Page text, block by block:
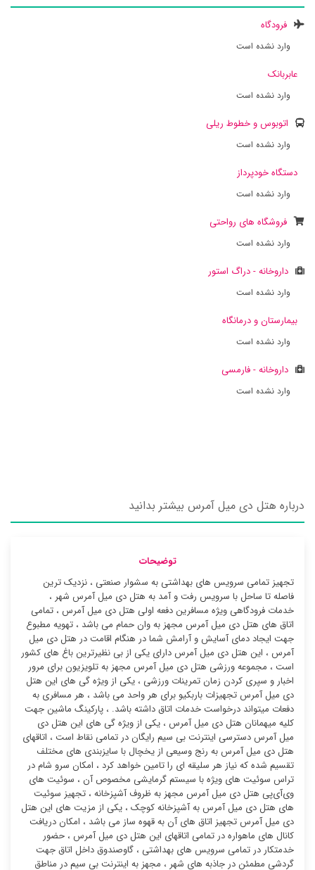
فرودگاه
وارد نشده است
عابربانک
وارد نشده است
اتوبوس و خطوط ریلی
وارد نشده است
دستگاه خودپرداز
وارد نشده است
فروشگاه های رواحتی
وارد نشده است
داروخانه - دراگ استور
وارد نشده است
بیمارستان و درمانگاه
وارد نشده است
داروخانه - فارمسی
وارد نشده است
درباره هتل دی میل آمرس بیشتر بدانید
توضیحات
تجهیز تمامی سرویس های بهداشتی به سشوار صنعتی ، نزدیک ترین
فاصله تا ساحل با سرویس رفت و آمد به هتل دی میل آمرس شهر ،
خدمات فرودگاهی ویژه مسافرین دفعه اولی هتل دی میل آمرس ، تمامی
اتاق های هتل دی میل آمرس مجهز به وان حمام می باشد ، تهویه مطبوع
جهت ایجاد دمای آسایش و آرامش شما در هنگام اقامت در هتل دی میل
آمرس ، این هتل دی میل آمرس دارای یکی از بی نظیرترین باغ های کشور
است ، مجموعه ورزشی هتل دی میل آمرس مجهز به تلویزیون برای مرور
اخبار و سپری کردن زمان تمرینات ورزشی ، یکی از ویژه گی های این هتل
دی میل آمرس تجهیزات باربکیو برای هر واحد می باشد ، هر مسافری به
دفعات میتواند درخواست خدمات اتاق داشته باشد. ، پارکینگ ماشین جهت
کلیه میهمانان هتل دی میل آمرس ، یکی از ویژه گی های این هتل دی
میل آمرس دسترسی اینترنت بی سیم رایگان در تمامی نقاط است ، اتاقهای
هتل دی میل آمرس به رنج وسیعی از یخچال با سایزبندی های مختلف
تقسیم شده که نیاز هر سلیقه ای را تامین خواهد کرد ، امکان سرو شام در
تراس سوئیت ‌های ویژه با سیستم گرمایشی مخصوص آن ، سوئیت ‌های
وی‌آی‌پی هتل دی میل آمرس مجهز به ظروف آشپزخانه ، تجهیز سوئیت
‌های هتل دی میل آمرس به آشپزخانه کوچک ، یکی از مزیت های این هتل
دی میل آمرس تجهیز اتاق های آن به قهوه ساز می باشد ، امکان دریافت
کانال های ماهواره در تمامی اتاقهای این هتل دی میل آمرس ، حضور
خدمتکار در تمامی سرویس های بهداشتی ، گاوصندوق داخل اتاق جهت
گردشی مطمئن در جاذبه های شهر ، مجهز به اینترنت بی سیم در مناطق